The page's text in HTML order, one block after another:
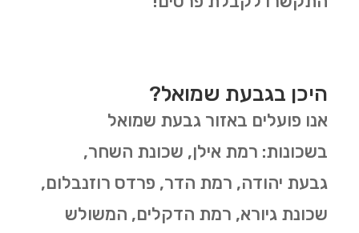
היכן בגבעת שמואל?
אנו פועלים באזור גבעת שמואל
בשכונות: רמת אילן, שכונת השחר,
גבעת יהודה, רמת הדר, פרדס רוזנבלום,
שכונת גיורא, רמת הדקלים, המשולש